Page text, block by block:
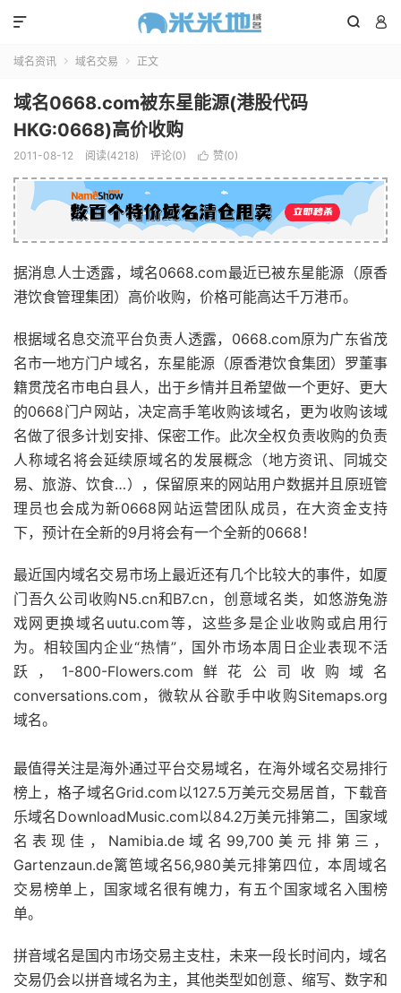
 

域名资讯  域名交易  正文
域名0668.com被东星能源(港股代码
HKG:0668)高价收购
2011-08-12 阅读(4218) 评论(0)  赞(0)
据消息人士透露，域名0668.com最近已被东星能源（原香
港饮食管理集团）高价收购，价格可能高达千万港币。
根据域名息交流平台负责人透露，0668.com原为广东省茂
名市一地方门户域名，东星能源（原香港饮食集团）罗董事
籍贯茂名市电白县人，出于乡情并且希望做一个更好、更大
的0668门户网站，决定高手笔收购该域名，更为收购该域
名做了很多计划安排、保密工作。此次全权负责收购的负责
人称域名将会延续原域名的发展概念（地方资讯、同城交
易、旅游、饮食…），保留原来的网站用户数据并且原班管
理员也会成为新0668网站运营团队成员，在大资金支持
下，预计在全新的9月将会有一个全新的0668！
最近国内域名交易市场上最近还有几个比较大的事件，如厦
门吾久公司收购N5.cn和B7.cn，创意域名类，如悠游兔游
戏网更换域名uutu.com等，这些多是企业收购或启用行
为。相较国内企业“热情”，国外市场本周日企业表现不活
跃，1-800-Flowers.com鲜花公司收购域名
conversations.com，微软从谷歌手中收购Sitemaps.org
域名。
最值得关注是海外通过平台交易域名，在海外域名交易排行
榜上，格子域名Grid.com以127.5万美元交易居首，下载音
乐域名DownloadMusic.com以84.2万美元排第二，国家域
名表现佳，Namibia.de域名99,700美元排第三，
Gartenzaun.de篱笆域名56,980美元排第四位，本周域名
交易榜单上，国家域名很有魄力，有五个国家域名入围榜
单。
拼音域名是国内市场交易主支柱，未来一段长时间内，域名
交易仍会以拼音域名为主，其他类型如创意、缩写、数字和